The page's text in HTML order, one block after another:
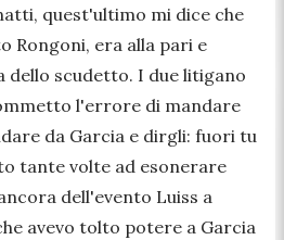
quest'ultimo mi dice che
Rongoni, era alla pari e
dello scudetto. I due litigano
l'errore di mandare
da Garcia e dirgli: fuori tu
tante volte ad esonerare
dell'evento Luiss a
avevo tolto potere a Garcia